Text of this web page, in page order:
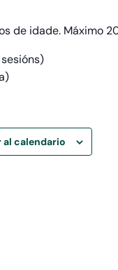
de idade. Máximo
al calendario